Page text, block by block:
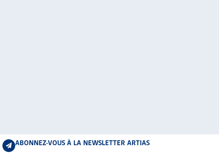
ABONNEZ-VOUS À LA NEWSLETTER ARTIAS